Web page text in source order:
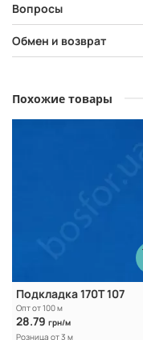
Вопросы
Обмен и возврат
Похожие товары
Подкладка 170Т 107
Опт от 100 м
28.79 грн/м
Розница от 3 м